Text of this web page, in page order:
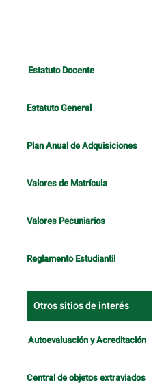
Estatuto Docente
Estatuto General
Plan Anual de Adquisiciones
Valores de Matrícula
Valores Pecuniarios
Reglamento Estudiantil
Otros sitios de interés
Autoevaluación y Acreditación
Central de objetos extraviados